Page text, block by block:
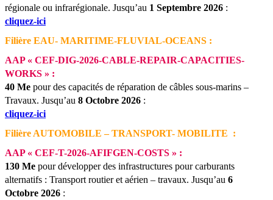
régionale ou infrarégionale. Jusqu’au 1 Septembre 2026 :
cliquez-ici
Filière EAU- MARITIME-FLUVIAL-OCEANS :
AAP « CEF-DIG-2026-CABLE-REPAIR-CAPACITIES-
WORKS » :
40 Me pour des capacités de réparation de câbles sous-marins –
Travaux. Jusqu’au 8 Octobre 2026 :
cliquez-ici
Filière AUTOMOBILE – TRANSPORT- MOBILITE :
AAP « CEF-T-2026-AFIFGEN-COSTS » :
130 Me pour développer des infrastructures pour carburants
alternatifs : Transport routier et aérien – travaux. Jusqu’au 6
Octobre 2026 :